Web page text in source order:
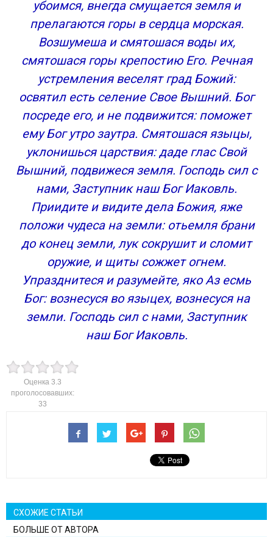
убоимся, внегда смущается земля и
прелагаются горы в сердца морская.
Возшумеша и смятошася воды их,
смятошася горы крепостию Его. Речная
устремления веселят град Божий:
освятил есть селение Свое Вышний. Бог
посреде его, и не подвижится: поможет
ему Бог утро заутра. Смятошася языцы,
уклонишься царствия: даде глас Свой
Вышний, подвижеся земля. Господь сил с
нами, Заступник наш Бог Иаковль.
Приидите и видите дела Божия, яже
положи чудеса на земли: отьемля брани
до конец земли, лук сокрушит и сломит
оружие, и щиты сожжет огнем.
Упразднитеся и разумейте, яко Аз есмь
Бог: вознесуся во языцех, вознесуся на
земли. Господь сил с нами, Заступник
наш Бог Иаковль.
Оценка 3.3
проголосовавших:
33
СХОЖИЕ СТАТЬИ
БОЛЬШЕ ОТ АВТОРА